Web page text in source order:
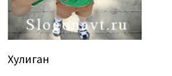
Хулиган